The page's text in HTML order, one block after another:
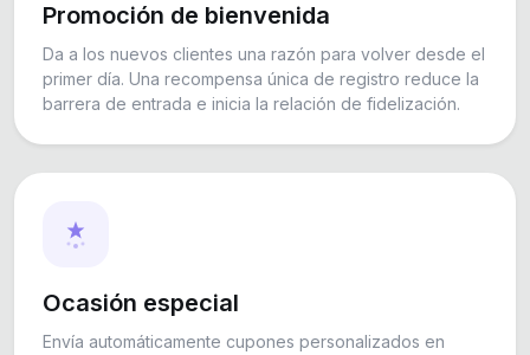
Promoción de bienvenida
Da a los nuevos clientes una razón para volver desde el
primer día. Una recompensa única de registro reduce la
barrera de entrada e inicia la relación de fidelización.
Ocasión especial
Envía automáticamente cupones personalizados en